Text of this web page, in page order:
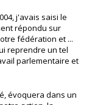
j'avais saisi le
répondu sur
fédération et ...
reprendre un tel
parlementaire et
évoquera dans un